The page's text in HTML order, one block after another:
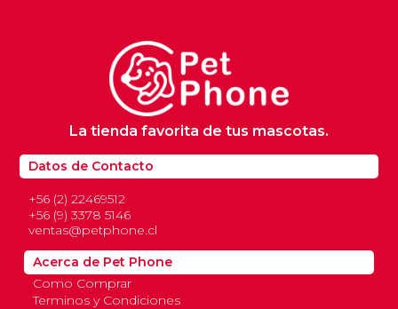
Datos de Contacto
+56 (2) 22469512
+56 (9) 3378 5146
ventas@petphone.cl
La tienda favorita de tus mascotas.
Acerca de Pet Phone
Como Comprar
Terminos y Condiciones